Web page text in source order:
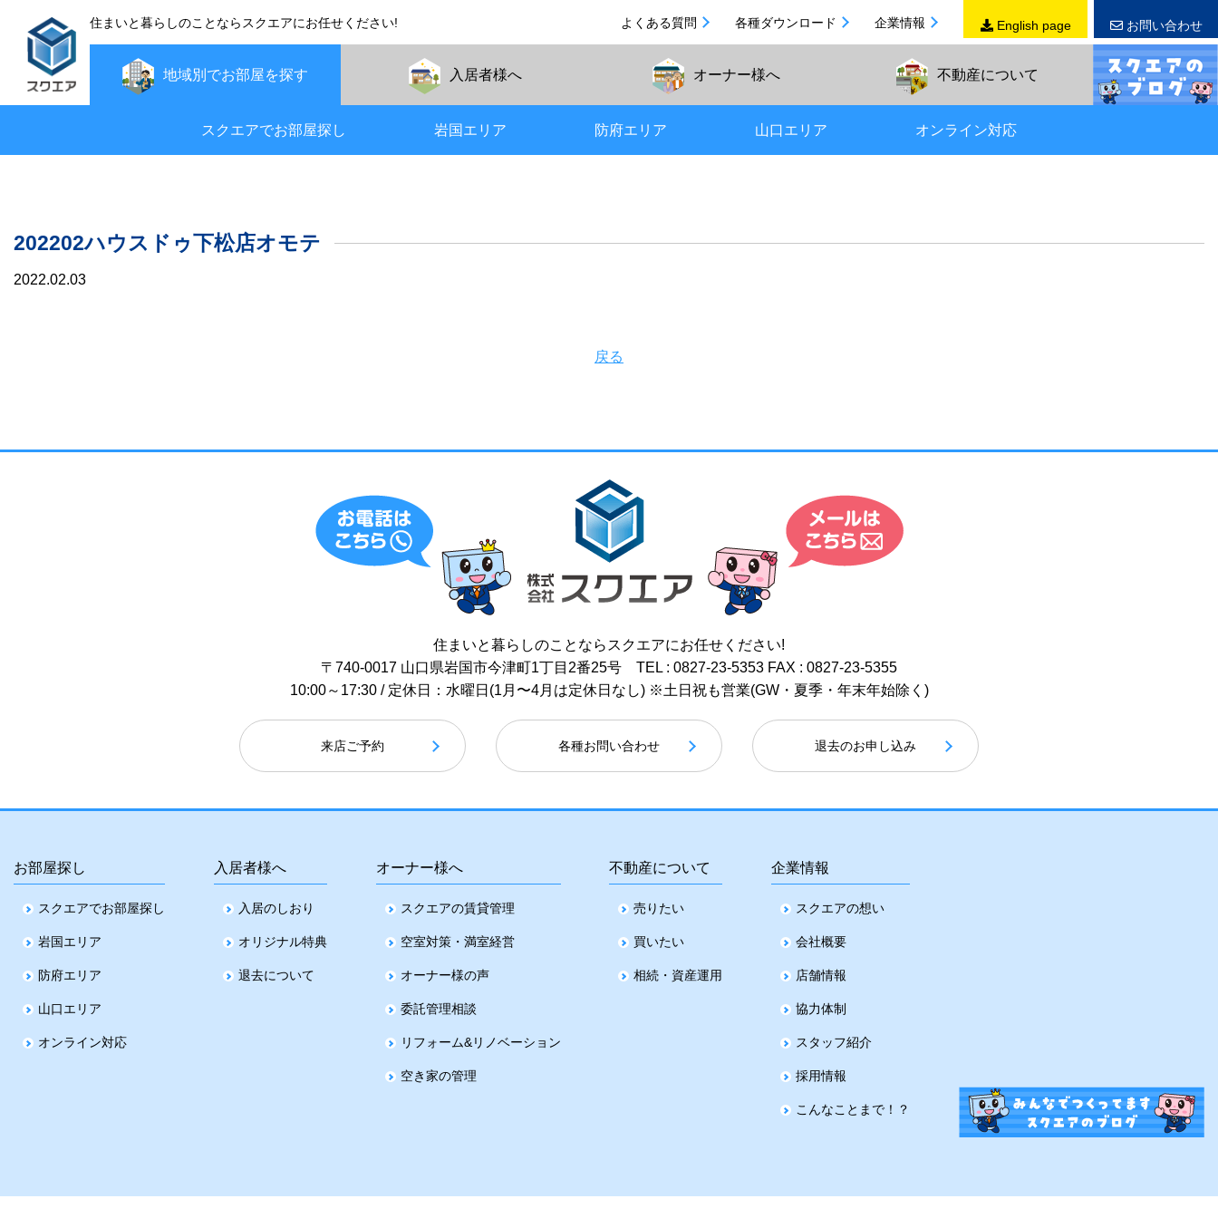
住まいと暮らしのことならスクエアにお任せください! よくある質問 各種ダウンロード 企業情報 English page お問い合わせ
地域別でお部屋を探す
スクエアでお部屋探し 岩国エリア 防府エリア 山口エリア オンライン対応
入居者様へ オーナー様へ 不動産について
202202ハウスドゥ下松店オモテ
2022.02.03
戻る
住まいと暮らしのことなら スクエアにお任せください!
〒740-0017 山口県岩国市今津町1丁目2番25号 TEL : 0827-23-5353 FAX : 0827-23-5355
10:00～17:30 / 定休日：水曜日(1月〜4月は定休日なし) ※土日祝も営業(GW・夏季・年末年始除く)
来店ご予約 各種お問い合わせ 退去のお申し込み
お部屋探し
スクエアでお部屋探し
岩国エリア
防府エリア
山口エリア
オンライン対応
入居者様へ
入居のしおり
オリジナル特典
退去について
オーナー様へ
スクエアの賃貸管理
空室対策・満室経営
オーナー様の声
委託管理相談
リフォーム&リノベーション
空き家の管理
不動産について
売りたい
買いたい
相続・資産運用
企業情報
スクエアの想い
会社概要
店舗情報
協力体制
スタッフ紹介
採用情報
こんなことまで！？